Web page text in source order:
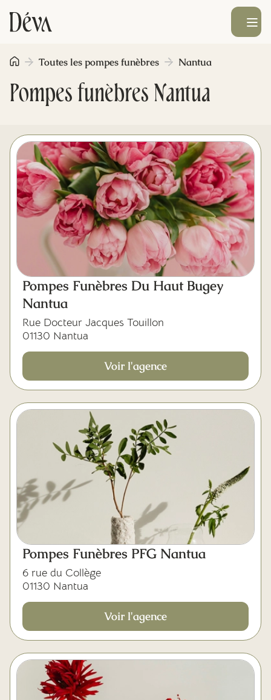
Obsèques
Prévoyance
Monument funéraire
Livraison de fleurs
Mes dernières volontés
Ouvrir le
Pompes funèbres Nantua
Toutes les pompes funèbres Nantua
Pompes Funèbres Du Haut Bugey
Nantua
Rue Docteur Jacques Touillon
01130 Nantua
Voir l'agence
Pompes Funèbres PFG Nantua
6 rue du Collège
01130 Nantua
Voir l'agence